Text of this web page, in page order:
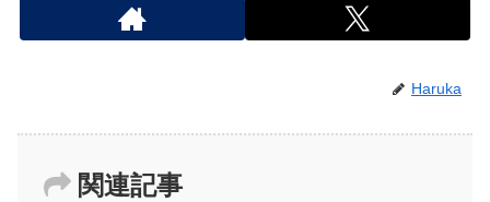
Haruka
関連記事